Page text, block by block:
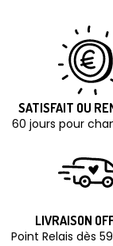
SATISFAIT OU
60 jours pour
LIVRAISON
Point Relais dès